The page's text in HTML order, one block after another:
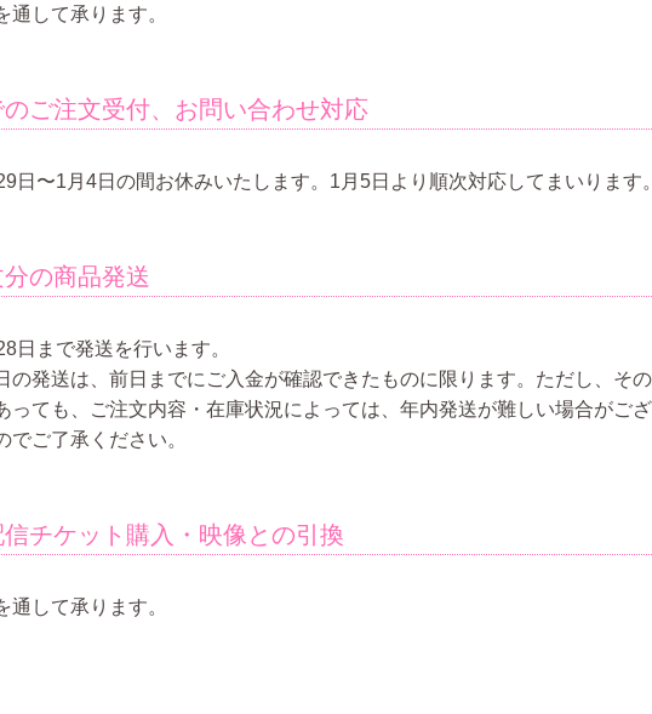
通して承ります。
ご注文受付、お問い合わせ対応
日〜1月4日の間お休みいたします。1月5日より順次対応してまいります。
の商品発送
日まで発送を行います。
の発送は、前日までにご入金が確認できたものに限ります。ただし、そ
っても、ご注文内容・在庫状況によっては、年内発送が難しい場合がご
でご了承ください。
チケット購入・映像との引換
通して承ります。